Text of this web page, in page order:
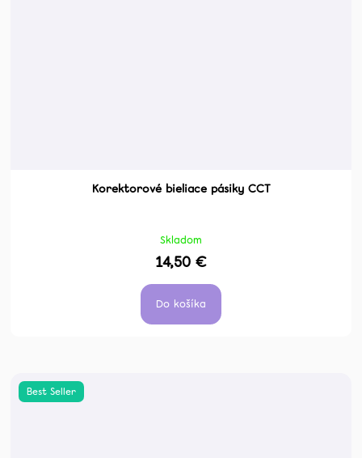
Korektorové bieliace pásiky CCT
Skladom
14,50 €
Do košíka
Best Seller